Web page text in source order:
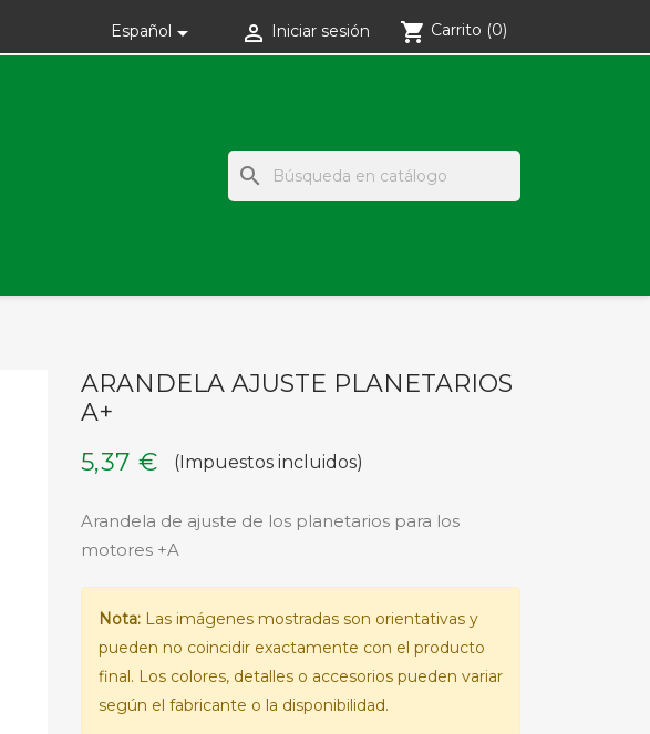
Español  Iniciar sesión shopping_cart Carrito (0)
search
ARANDELA AJUSTE PLANETARIOS
A+
5,37 €
(Impuestos incluidos)
Arandela de ajuste de los planetarios para los
motores +A
Nota:Las imágenes mostradas son orientativas y
pueden no coincidir exactamente con el producto
final. Los colores, detalles o accesorios pueden variar
según el fabricante o la disponibilidad.